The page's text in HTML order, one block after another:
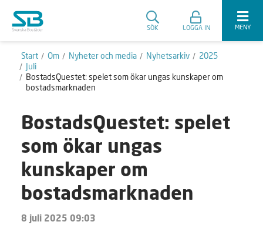
SÖK LOGGA IN MENY
Start Om Nyheter och media Nyhetsarkiv
2025
Juli
BostadsQuestet: spelet som ökar ungas kunskaper om
bostadsmarknaden
BostadsQuestet: spelet
som ökar ungas
kunskaper om
bostadsmarknaden
8 juli 2025 09:03